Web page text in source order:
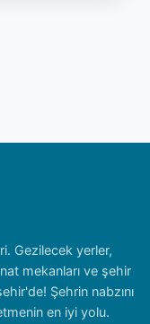
Gezilecek yerler,
mekanları ve şehir
Şehrin nabzını
en iyi yolu.